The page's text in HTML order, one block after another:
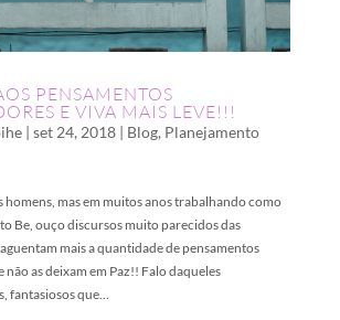
PENSAMENTOS
E VIVA MAIS LEVE!!!
| set 24, 2018| Blog, Planejamento
homens, mas em muitos anos trabalhando como
Be, ouço discursos muito parecidos das
mais a quantidade de pensamentos
as deixam em Paz!! Falo daqueles
fantasiosos que...